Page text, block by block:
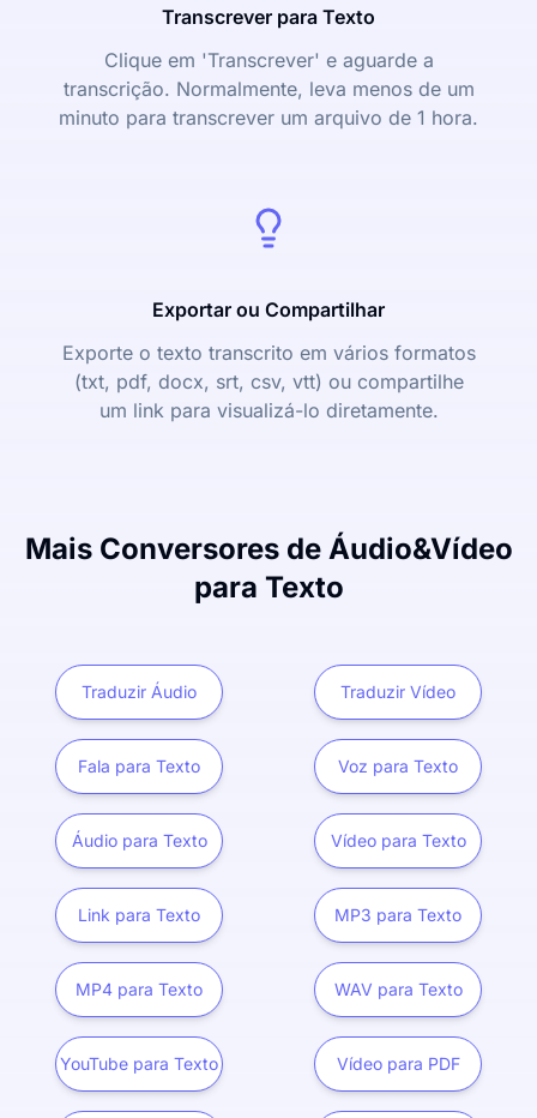
Transcrever para Texto
Clique em 'Transcrever' e aguarde a
transcrição. Normalmente, leva menos de um
minuto para transcrever um arquivo de 1 hora.
Exportar ou Compartilhar
Exporte o texto transcrito em vários formatos
(txt, pdf, docx, srt, csv, vtt) ou compartilhe
um link para visualizá-lo diretamente.
Mais Conversores de Áudio&Vídeo
para Texto
Traduzir Áudio Traduzir Vídeo
Fala para Texto Voz para Texto
Áudio para Texto Vídeo para Texto
Link para Texto MP3 para Texto
MP4 para Texto WAV para Texto
YouTube para Texto Vídeo para PDF